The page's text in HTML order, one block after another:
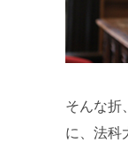
そんな折
に、法科